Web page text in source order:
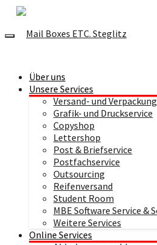
Über uns
Unsere Services
Versand- und
Grafik- und Druckservice
Copyshop
Lettershop
Post & Briefservice
Postfachservice
Outsourcing
Reifenversand
Student Room
MBE Software Service &
Weitere Services
Online Services